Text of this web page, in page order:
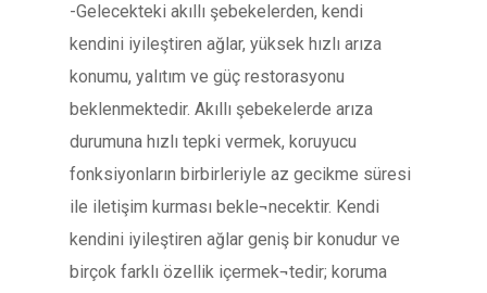
-Gelecekteki akıllı şebekelerden, kendi
kendini iyileştiren ağlar, yüksek hızlı arıza
konumu, yalıtım ve güç restorasyonu
beklenmektedir. Akıllı şebekelerde arıza
durumuna hızlı tepki vermek, koruyucu
fonksiyonların birbirleriyle az gecikme süresi
ile iletişim kurması bekle¬necektir. Kendi
kendini iyileştiren ağlar geniş bir konudur ve
birçok farklı özellik içermek¬tedir; koruma